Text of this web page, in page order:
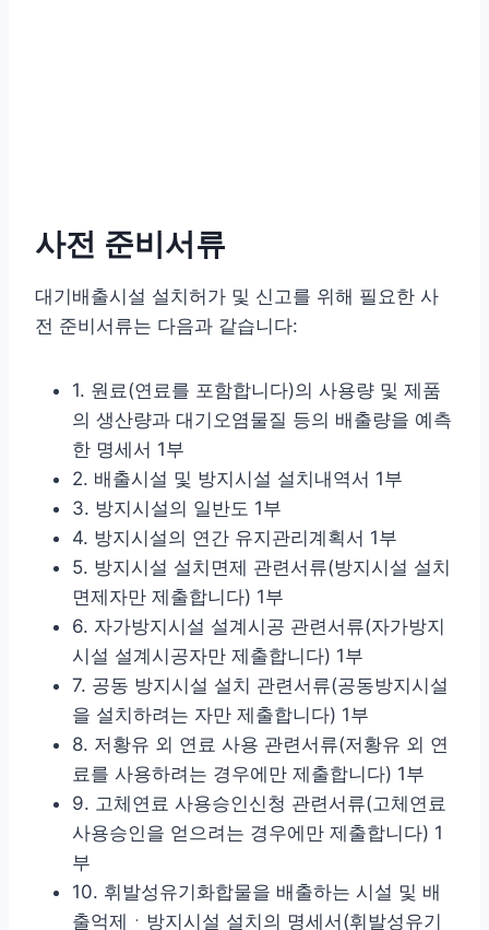
사전 준비서류
대기배출시설 설치허가 및 신고를 위해 필요한 사
전 준비서류는 다음과 같습니다:
1. 원료(연료를 포함합니다)의 사용량 및 제품
의 생산량과 대기오염물질 등의 배출량을 예측
한 명세서 1부
2. 배출시설 및 방지시설 설치내역서 1부
3. 방지시설의 일반도 1부
4. 방지시설의 연간 유지관리계획서 1부
5. 방지시설 설치면제 관련서류(방지시설 설치
면제자만 제출합니다) 1부
6. 자가방지시설 설계시공 관련서류(자가방지
시설 설계시공자만 제출합니다) 1부
7. 공동 방지시설 설치 관련서류(공동방지시설
을 설치하려는 자만 제출합니다) 1부
8. 저황유 외 연료 사용 관련서류(저황유 외 연
료를 사용하려는 경우에만 제출합니다) 1부
9. 고체연료 사용승인신청 관련서류(고체연료
사용승인을 얻으려는 경우에만 제출합니다) 1
부
10. 휘발성유기화합물을 배출하는 시설 및 배
출억제ㆍ방지시설 설치의 명세서(휘발성유기